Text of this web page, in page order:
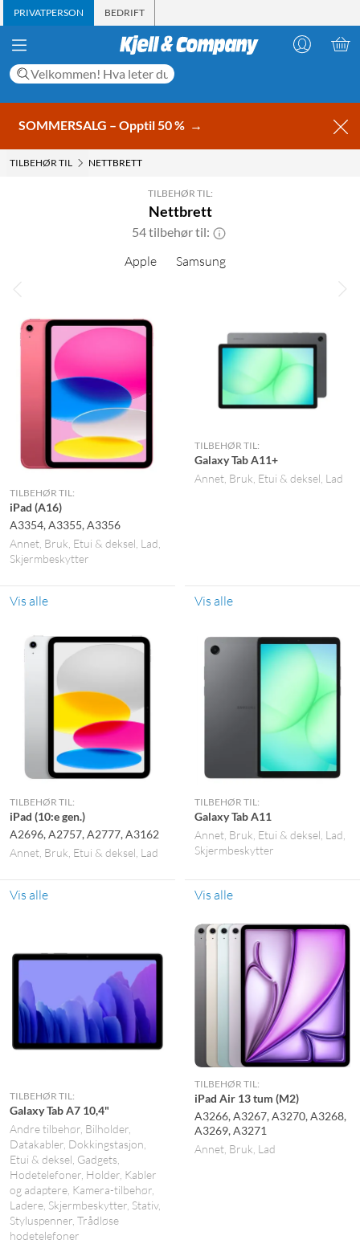
PRIVATPERSON BEDRIFT
SOMMERSALG – Opptil 50 % →
TILBEHØR TIL NETTBRETT
TILBEHØR TIL:
Nettbrett
54 tilbehør til:
Apple Samsung
TILBEHØR TIL:
iPad (A16)
A3354, A3355, A3356
Annet Bruk Etui & deksel Lad
Skjermbeskytter
Vis alle
TILBEHØR TIL:
Galaxy Tab A11+
Annet Bruk Etui & deksel Lad
Vis alle
TILBEHØR TIL:
iPad (10:e gen.)
A2696, A2757, A2777, A3162
Annet Bruk Etui & deksel Lad
Vis alle
TILBEHØR TIL:
Galaxy Tab A11
Annet Bruk Etui & deksel Lad
Skjermbeskytter
Vis alle
TILBEHØR TIL:
Galaxy Tab A7 10,4"
Andre tilbehør Bilholder
Datakabler Dokkingstasjon
Etui & deksel Gadgets
Hodetelefoner Holder Kabler
og adaptere Kamera-tilbehør
Ladere Skjermbeskytter Stativ
Styluspenner Trådløse
hodetelefoner
TILBEHØR TIL:
iPad Air 13 tum (M2)
A3266, A3267, A3270, A3268,
A3269, A3271
Annet Bruk Lad